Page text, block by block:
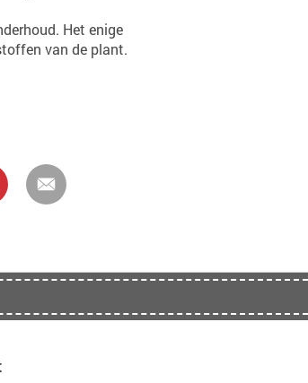
Het enige
van de plant.